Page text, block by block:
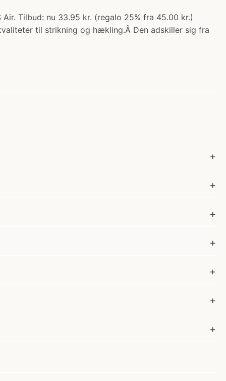
Tilbud: nu 33.95 kr. (regalo 25% fra 45.00 kr.)
til strikning og hækling.Â Den adskiller sig fra